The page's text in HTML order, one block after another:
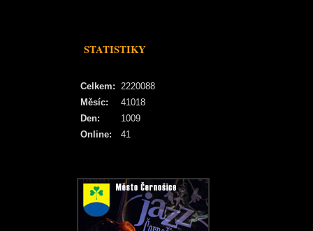
STATISTIKY
Online: 41
Celkem: 2220088
Měsíc:
41018
Den:
1009